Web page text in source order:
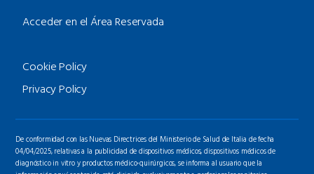
Acceder en el Área Reservada
Cookie Policy
Privacy Policy
De conformidad con las Nuevas Directrices del Ministerio de Salud de Italia de fecha
04/04/2025, relativas a la publicidad de dispositivos médicos, dispositivos médicos de
diagnóstico in vitro y productos médico-quirúrgicos, se informa al usuario que la